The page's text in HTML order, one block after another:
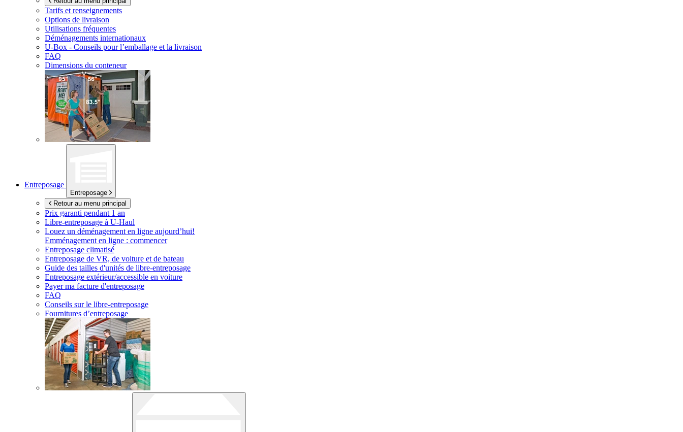
Tarifs et renseignements
Options de livraison
Utilisations fréquentes
Déménagements internationaux
U-Box - Conseils pour l’emballage et la livraison
FAQ
Dimensions du conteneur
Entreposage
Entreposage
Retour au menu principal
Prix garanti pendant 1 an
Libre-entreposage à U-Haul
Louez un déménagement en ligne aujourd’hui!
Emménagement en ligne : commencer
Entreposage climatisé
Entreposage de VR, de voiture et de bateau
Guide des tailles d'unités de libre-entreposage
Entreposage extérieur/accessible en voiture
Payer ma facture d'entreposage
FAQ
Conseils sur le libre-entreposage
Fournitures d’entreposage